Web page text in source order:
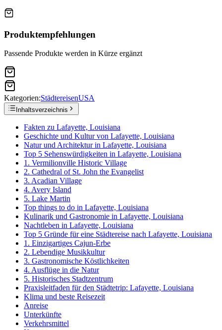
Produktempfehlungen
Passende Produkte werden in Kürze ergänzt
Kategorien:StädtereisenUSA
Inhaltsverzeichnis
Fakten zu Lafayette, Louisiana
Geschichte und Kultur von Lafayette, Louisiana
Natur und Architektur in Lafayette, Louisiana
Top 5 Sehenswürdigkeiten in Lafayette, Louisiana
1. Vermilionville Historic Village
2. Cathedral of St. John the Evangelist
3. Acadian Village
4. Avery Island
5. Lake Martin
Top things to do in Lafayette, Louisiana
Kulinarik und Gastronomie in Lafayette, Louisiana
Nachtleben in Lafayette, Louisiana
Top 5 Gründe für eine Städtereise nach Lafayette, Louisiana
1. Einzigartiges Cajun-Erbe
2. Lebendige Musikkultur
3. Gastronomische Köstlichkeiten
4. Ausflüge in die Natur
5. Historisches Stadtzentrum
Praxisleitfaden für den Städtetrip: Lafayette, Louisiana
Klima und beste Reisezeit
Anreise
Unterkünfte
Verkehrsmittel